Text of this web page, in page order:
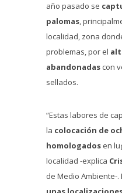
año pasado se
palomas,
localidad, zona
problemas, por el
abandonadas con
sellados.
“Estas labores de
la colocación de
homologados en
localidad -explica
de Medio Ambiente-.